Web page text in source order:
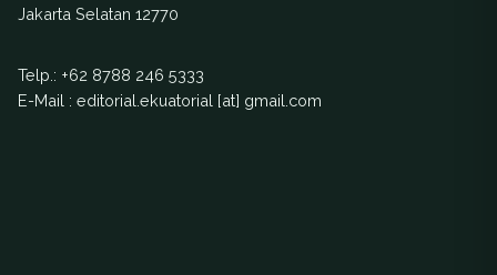
Jakarta Selatan 12770
Telp.: +62 8788 246 5333
E-Mail : editorial.ekuatorial [at] gmail.com